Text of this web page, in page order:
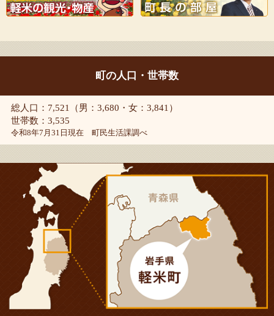
町の人口・世帯数
総人口：7,521（男：3,680・女：3,841）
世帯数：3,535
令和8年7月31日現在 町民生活課調べ